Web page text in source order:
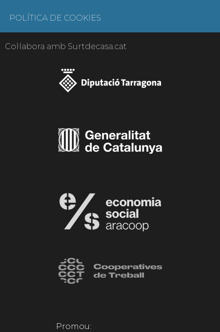
POLÍTICA DE COOKIES
Col·labora amb Surtdecasa.cat
Promou: